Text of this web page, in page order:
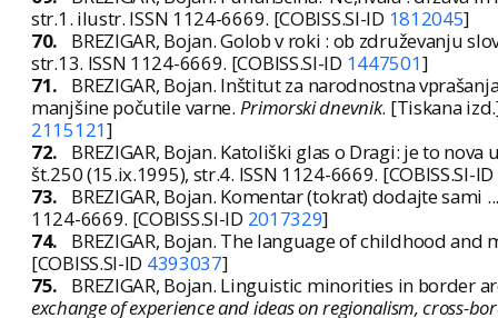
str.1. ilustr. ISSN 1124-6669. [COBISS.SI-ID 1812045]
70.
BREZIGAR, Bojan. Golob v roki : ob združevanju
str.13. ISSN 1124-6669. [COBISS.SI-ID 1447501]
71.
BREZIGAR, Bojan. Inštitut za narodnostna
manjšine počutile varne. Primorski dnevnik. [Tiskana
2115121]
72.
BREZIGAR, Bojan. Katoliški glas o Dragi: je to
št.250 (15.ix.1995), str.4. ISSN 1124-6669. [COBISS.SI-ID
73.
BREZIGAR, Bojan. Komentar (tokrat) dodajte sami
1124-6669. [COBISS.SI-ID 2017329]
74.
BREZIGAR, Bojan. The language of childhood
[COBISS.SI-ID 4393037]
75.
BREZIGAR, Bojan. Linguistic minorities in border
exchange of experience and ideas on regionalism, cross-